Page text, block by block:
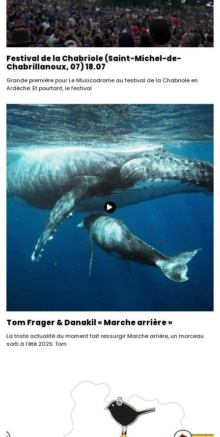
Festival de la Chabriole (Saint-Michel-de-
Chabrillanoux, 07) 18.07
Grande première pour Le Musicodrome au festival de la Chabriole en
Ardèche. Et pourtant, le festival
Tom Frager & Danakil « Marche arrière »
La triste actualité du moment fait ressurgir Marche arrière, un morceau
sorti à l’été 2025. Tom